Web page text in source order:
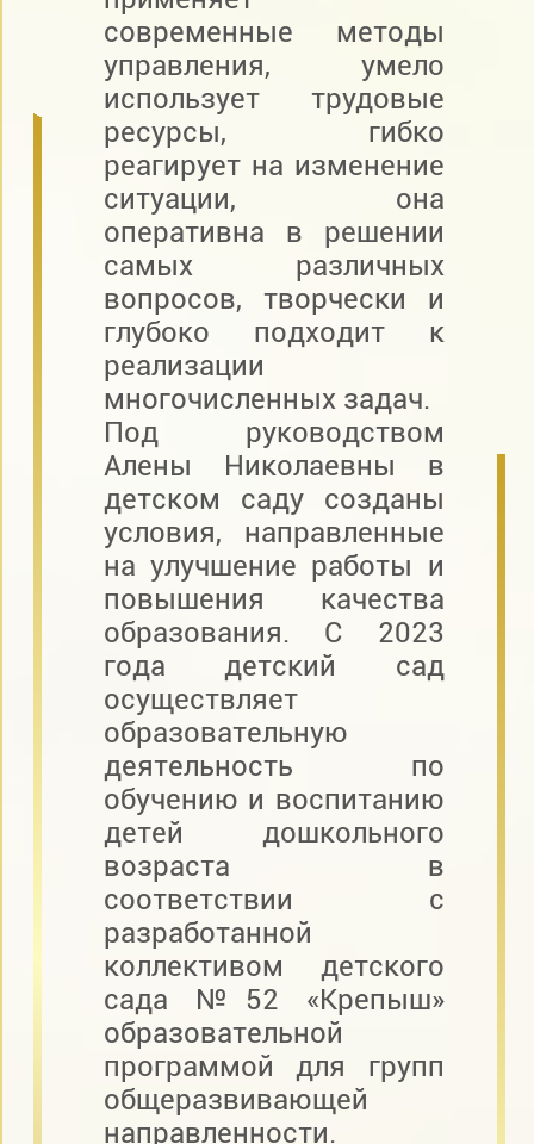
современные методы
управления, умело
использует трудовые
ресурсы, гибко
реагирует на изменение
ситуации, она
оперативна в решении
самых различных
вопросов, творчески и
глубоко подходит к
реализации
многочисленных задач.
Под руководством
Алены Николаевны в
детском саду созданы
условия, направленные
на улучшение работы и
повышения качества
образования. С 2023
года детский сад
осуществляет
образовательную
деятельность по
обучению и воспитанию
детей дошкольного
возраста в
соответствии с
разработанной
коллективом детского
сада №52 «Крепыш»
образовательной
программой для групп
общеразвивающей
направленности.